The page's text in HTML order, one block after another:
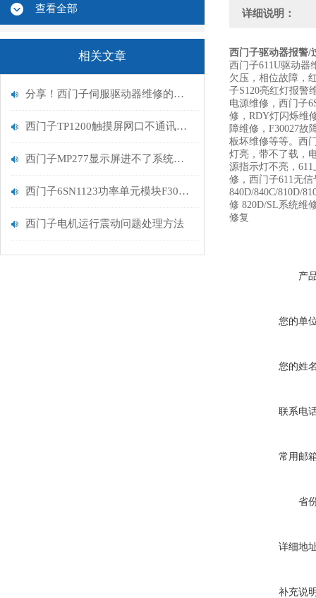
查看全部
相关文章
分享！西门子伺服驱动器维修的七大方法
西门子TP1200触摸屏网口不通讯维修排查
西门子MP277显示屏进不了系统触摸屏维修解决
西门子6SN1123功率单元模块F300500报警维修说明
西门子电机运行震动问题处理方法
详细说明：
西门子驱动器报警/
西门子611U驱动器
欠压，相位故障，
子S120亮红灯报警
电源维修，西门子
修，RDY灯闪烁维
障维修，F30027故
板坏维修等等。西
灯亮，带不了载，
源指示灯不亮，
修，西门子611无
840D/840C/810D/
修 820D/SL系统维
修复
产
您的单
您的姓
联系电
常用邮
省
详细地
补充说